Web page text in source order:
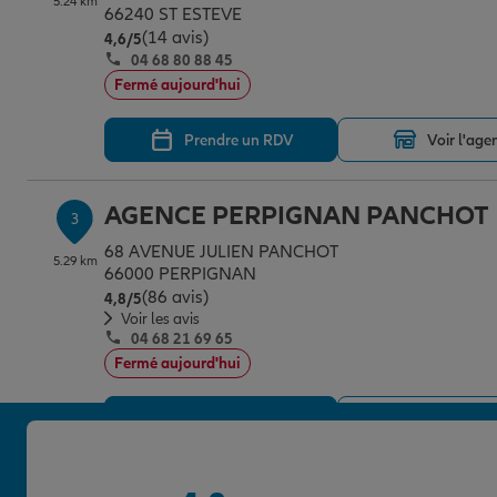
66240 ST ESTEVE
4,6/5Note de 4.6 sur 5
(14 avis)
04 68 80 88 45
Fermé aujourd'hui
Prendre un RDV Voir
3
5.29 km
AGENCE PERPIGNAN PANCHOT
68 AVENUE JULIEN PANCHOT
66000 PERPIGNAN
4,8/5Note de 4.8 sur 5
(86 avis)
Voir les avis
04 68 21 69 65
Fermé aujourd'hui
Prendre un RDV Voir